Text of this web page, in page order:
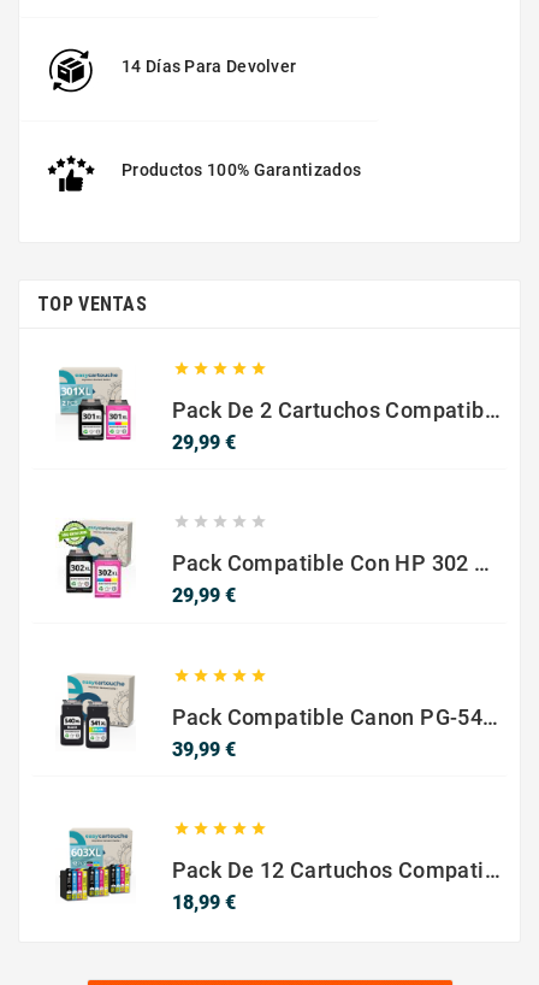
14 Días Para Devolver
Productos 100% Garantizados
TOP VENTAS
    
Pack De 2 Cartuchos Compatibles Con HP 301 XL Negro Y Color
29,99 €Precio
    
Pack Compatible Con HP 302 XL Negro Y Color - SIN NIVEL DE TINTA
29,99 €Precio
    
Pack Compatible Canon PG-540 XL / CL-541 XL ? Negro Y Color ? Alta Capacidad
39,99 €Precio
    
Pack De 12 Cartuchos Compatibles EPSON 603XL
18,99 €Precio